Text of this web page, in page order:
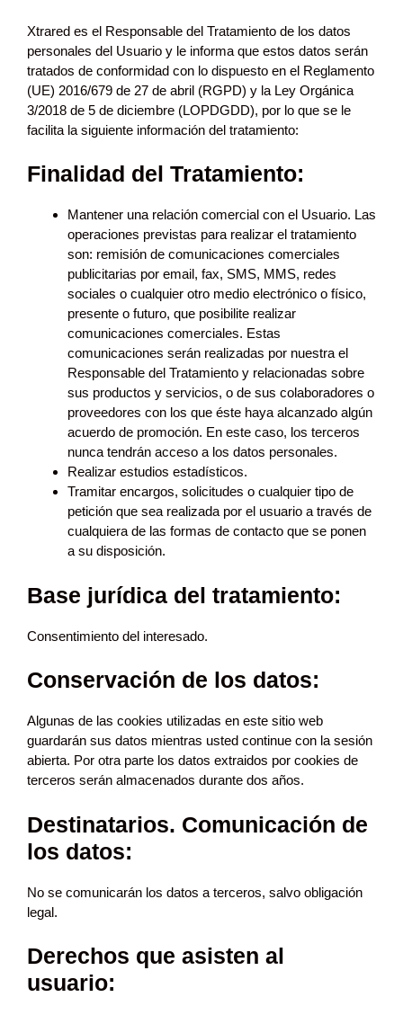
Xtrared es el Responsable del Tratamiento de los datos
personales del Usuario y le informa que estos datos serán
tratados de conformidad con lo dispuesto en el Reglamento
(UE) 2016/679 de 27 de abril (RGPD) y la Ley Orgánica
3/2018 de 5 de diciembre (LOPDGDD), por lo que se le
facilita la siguiente información del tratamiento:
Finalidad del Tratamiento:
Mantener una relación comercial con el Usuario. Las
operaciones previstas para realizar el tratamiento
son: remisión de comunicaciones comerciales
publicitarias por email, fax, SMS, MMS, redes
sociales o cualquier otro medio electrónico o físico,
presente o futuro, que posibilite realizar
comunicaciones comerciales. Estas
comunicaciones serán realizadas por nuestra el
Responsable del Tratamiento y relacionadas sobre
sus productos y servicios, o de sus colaboradores o
proveedores con los que éste haya alcanzado algún
acuerdo de promoción. En este caso, los terceros
nunca tendrán acceso a los datos personales.
Realizar estudios estadísticos.
Tramitar encargos, solicitudes o cualquier tipo de
petición que sea realizada por el usuario a través de
cualquiera de las formas de contacto que se ponen
a su disposición.
Base jurídica del tratamiento:
Consentimiento del interesado.
Conservación de los datos:
Algunas de las cookies utilizadas en este sitio web
guardarán sus datos mientras usted continue con la sesión
abierta. Por otra parte los datos extraidos por cookies de
terceros serán almacenados durante dos años.
Destinatarios. Comunicación de
los datos:
No se comunicarán los datos a terceros, salvo obligación
legal.
Derechos que asisten al
usuario: